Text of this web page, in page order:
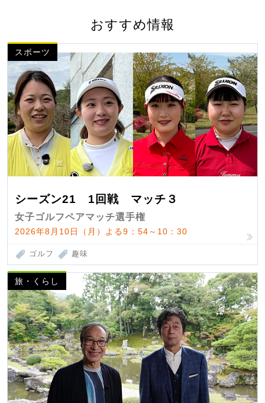
おすすめ情報
スポーツ
シーズン21 1回戦 マッチ３
女子ゴルフペアマッチ選手権
2026年8月10日（月）よる9：54～10：30
ゴルフ 趣味
旅・くらし